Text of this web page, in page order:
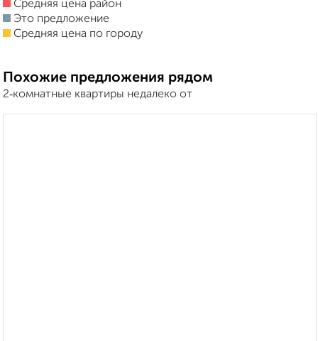
Средняя цена район
Это предложение
Средняя цена по городу
Похожие предложения рядом
2‑комнатные квартиры недалеко от